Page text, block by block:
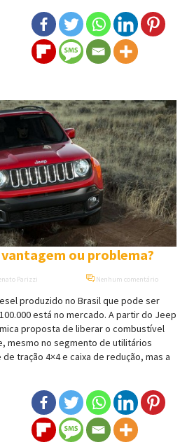
ou problema?
Parizzi Nenhum comentário
produzido no Brasil que pode ser
está no mercado. A partir do Jeep
proposta de liberar o combustível
mesmo no segmento de utilitários
tração 4×4 e caixa de redução, mas a